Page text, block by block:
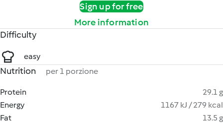
Sign up for free
More information
Difficulty
easy
Nutrition per 1 porzione
Protein
29.1 g
Energy
1167 kJ / 279 kcal
Fat
13.5 g